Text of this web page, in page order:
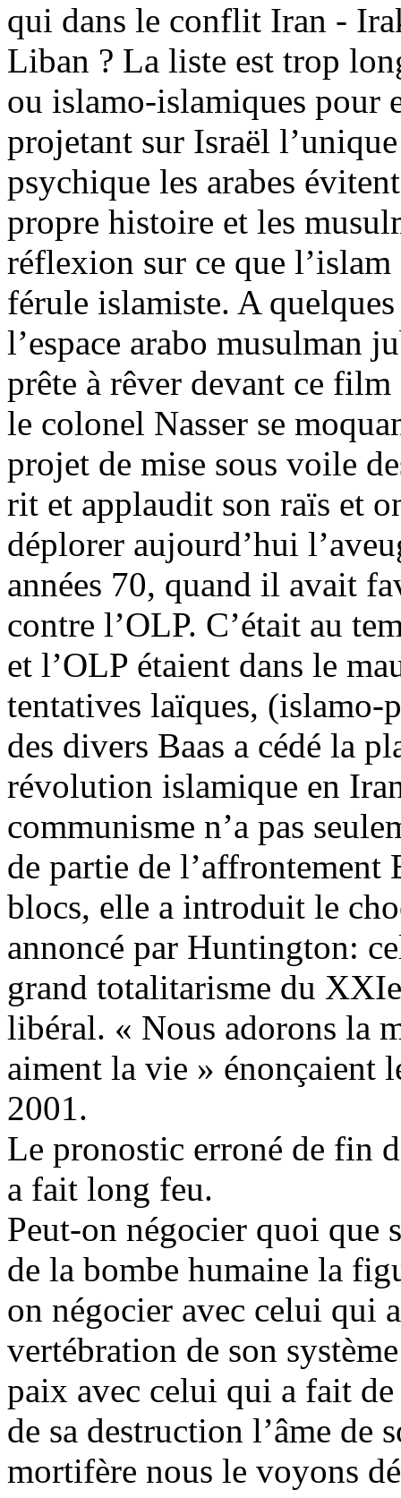
qui dans le conflit Iran -
Liban ? La liste est trop
ou islamo-islamiques pour
projetant sur Israël
psychique les arabes
propre histoire et les
réflexion sur ce que
férule islamiste. A
l’espace arabo musulman
prête à rêver devant ce
le colonel Nasser se
projet de mise sous voile
rit et applaudit son raïs et
déplorer aujourd’hui
années 70, quand il avait
contre l’OLP. C’était au
et l’OLP étaient dans le
tentatives laïques, (islamo-
des divers Baas a cédé la
révolution islamique en
communisme n’a pas
de partie de l’affrontement
blocs, elle a introduit le
annoncé par Huntington:
grand totalitarisme du
libéral. « Nous adorons la
aiment la vie » énonçaient
2001.
Le pronostic erroné de fin
a fait long feu.
Peut-on négocier quoi que
de la bombe humaine la
on négocier avec celui qui
vertébration de son
paix avec celui qui a fait
de sa destruction l’âme de
mortifère nous le voyons